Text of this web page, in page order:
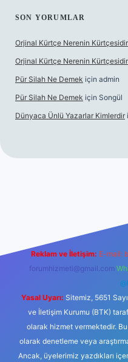
SON YORUMLAR
Orjinal Kürtçe Nerenin Kürtçesidir
Orjinal Kürtçe Nerenin Kürtçesidir
Pür Silah Ne Demek için admin
Pür Silah Ne Demek için Songül
Dünyaca Ünlü Yazarlar Kimlerdir
Reklam ve İletişim: E-mail:
forumhizmeti@gmail.com
Yasal Uyarı: Sitemiz, 5651
ve İletişim Kurumu (BTK)
olarak hizmet vermektedir.
olarak denetleme veya
Ancak, üyelerimiz yazdıkları